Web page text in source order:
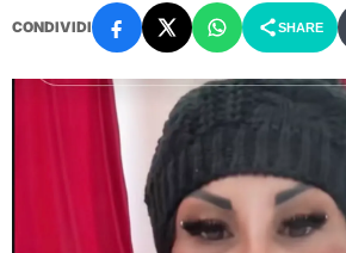
CONDIVIDI SHARE